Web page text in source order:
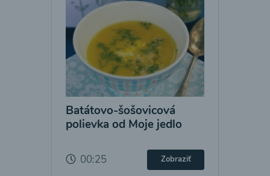
Batátovo-šošovicová
polievka od Moje jedlo
00:25 Zobraziť